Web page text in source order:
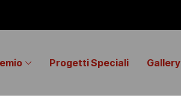
Progetti Speciali Gallery